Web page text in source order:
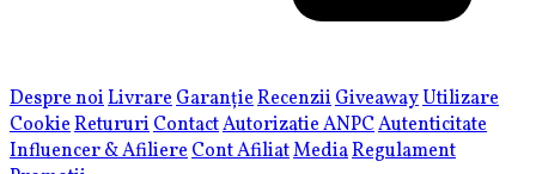
Despre noiLivrareGaranțieRecenziiGiveawayUtilizare
CookieRetururiContactAutorizatie ANPCAutenticitate
Influencer & AfiliereCont AfiliatMediaRegulament